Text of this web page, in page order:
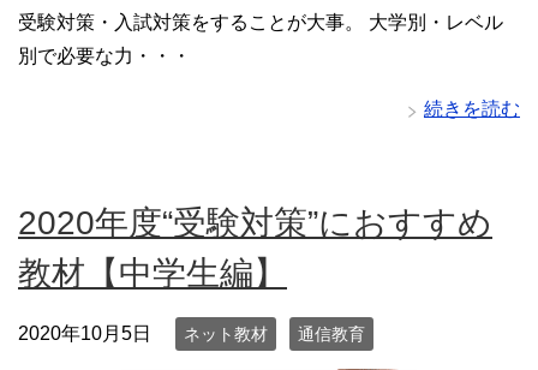
受験対策・入試対策をすることが大事。 大学別・レベル
別で必要な力・・・
続きを読む
2020年度“受験対策”におすすめ
教材【中学生編】
2020年10月5日 ネット教材 通信教育